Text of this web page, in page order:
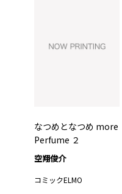
なつめとなつめ more
Perfume ２
空翔俊介
コミックELMO